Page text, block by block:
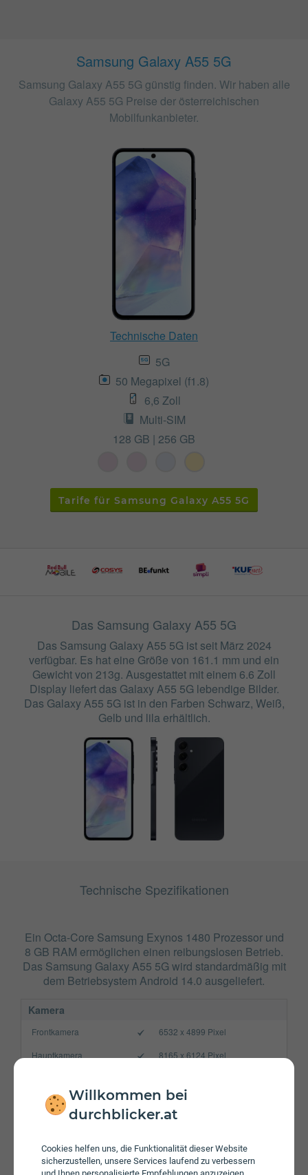
Willkommen bei
durchblicker.at
Cookies helfen uns, die Funktionalität dieser Website
sicherzustellen, unsere Services laufend zu verbessern
Samsung Galaxy A55 5G
Samsung Galaxy A55 5G günstig finden. Wir haben alle
Galaxy A55 5G Preise der österreichischen
Mobilfunkanbieter.
Technische Daten
5G
50 Megapixel (f1.8)
6,6 Zoll
Multi-SIM
128 GB | 256 GB
Tarife für Samsung Galaxy A55 5G
Das Samsung Galaxy A55 5G
Das Samsung Galaxy A55 5G ist seit März 2024
verfügbar. Es hat eine Größe von 161.1 mm und ein
Gewicht von 213g. Ausgestattet mit einem 6.6 Zoll
Display liefert das Galaxy A55 5G lebendige Bilder.
Das Galaxy A55 5G ist in den Farben Schwarz, Weiß,
Gelb und lila erhältlich.
Technische Spezifikationen
Ein Octa-Core Samsung Exynos 1480 Prozessor und
8 GB RAM ermöglichen einen reibungslosen Betrieb.
Das Samsung Galaxy A55 5G wird standardmäßig mit
dem Betriebsystem Android 14.0 ausgeliefert.
Kamera
Frontkamera
6532 x 4899 Pixel
Hauptkamera
8165 x 6124 Pixel
Bluetooth
5.3
WLAN
a/​b/​g/​n/​ac/​ax